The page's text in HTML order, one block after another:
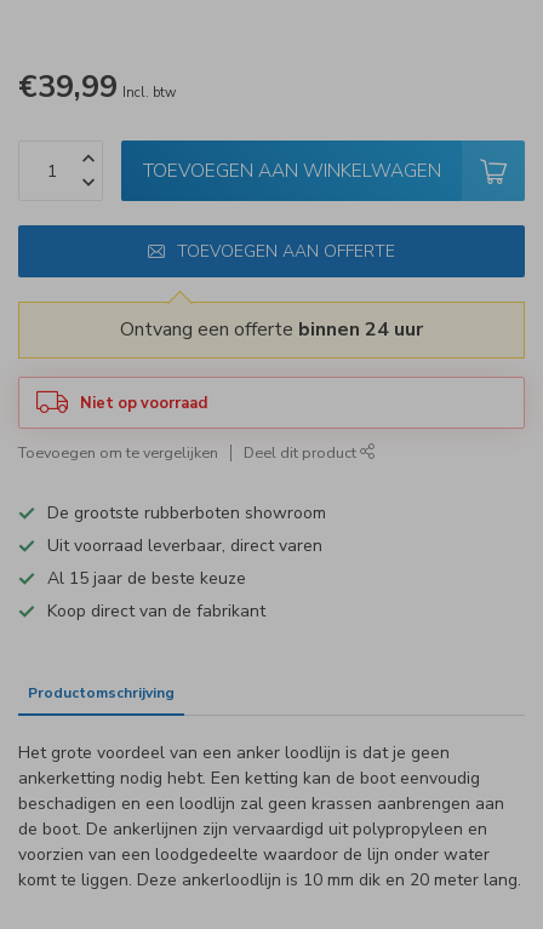
€39,99 Incl. btw
TOEVOEGEN AAN WINKELWAGEN
TOEVOEGEN AAN OFFERTE
Ontvang een offerte binnen 24 uur
Niet op voorraad
Toevoegen om te vergelijken Deel dit product
De grootste rubberboten showroom
Uit voorraad leverbaar, direct varen
Al 15 jaar de beste keuze
Koop direct van de fabrikant
Productomschrijving
Het grote voordeel van een anker loodlijn is dat je geen
ankerketting nodig hebt. Een ketting kan de boot eenvoudig
beschadigen en een loodlijn zal geen krassen aanbrengen aan
de boot. De ankerlijnen zijn vervaardigd uit polypropyleen en
voorzien van een loodgedeelte waardoor de lijn onder water
komt te liggen. Deze ankerloodlijn is 10 mm dik en 20 meter lang.